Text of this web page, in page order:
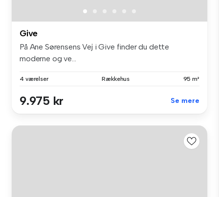
Give
På Ane Sørensens Vej i Give finder du dette
moderne og ve...
4 værelser Rækkehus 95 m²
9.975 kr Se mere